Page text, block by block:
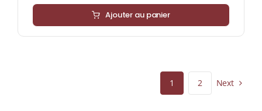
Ajouter au panier
1 2 Next